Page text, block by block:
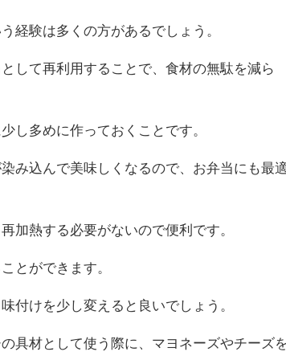
経験は多くの方があるでしょう。
して再利用することで、食材の無駄を減ら
し多めに作っておくことです。
み込んで美味しくなるので、お弁当にも最
加熱する必要がないので便利です。
とができます。
付けを少し変えると良いでしょう。
具材として使う際に、マヨネーズやチーズ